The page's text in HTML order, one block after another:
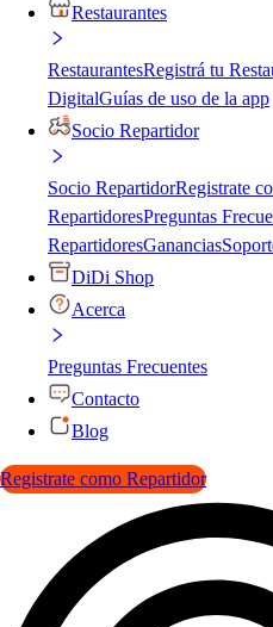
Restaurantes
RestaurantesRegistrá tu
DigitalGuías de uso de la app
Socio Repartidor
Socio RepartidorRegistrate
RepartidoresPreguntas
RepartidoresGanancias
DiDi Shop
Acerca
Preguntas Frecuentes
Contacto
Blog
Registrate como Repartidor